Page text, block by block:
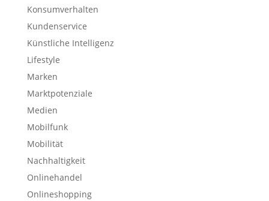
Konsumverhalten
Kundenservice
Künstliche Intelligenz
Lifestyle
Marken
Marktpotenziale
Medien
Mobilfunk
Mobilität
Nachhaltigkeit
Onlinehandel
Onlineshopping